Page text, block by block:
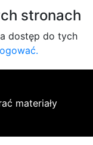
stronach
dostęp do tych
materiały